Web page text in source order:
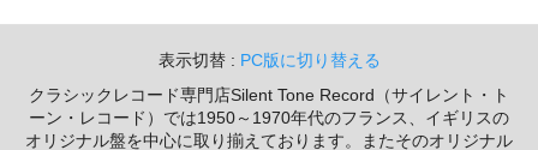
表示切替 : PC版に切り替える
クラシックレコード専門店Silent Tone Record（サイレント・ト
ーン・レコード）では1950～1970年代のフランス、イギリスの
オリジナル盤を中心に取り揃えております。またそのオリジナル